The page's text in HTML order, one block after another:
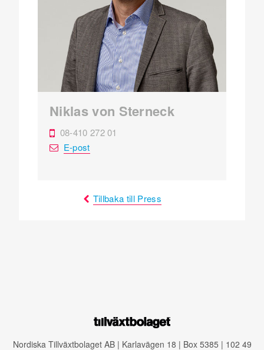
Niklas von Sterneck
08-410 272 01
E-post
Tillbaka till Press
Nordiska Tillväxtbolaget AB | Karlavägen 18 | Box 5385 | 102 49